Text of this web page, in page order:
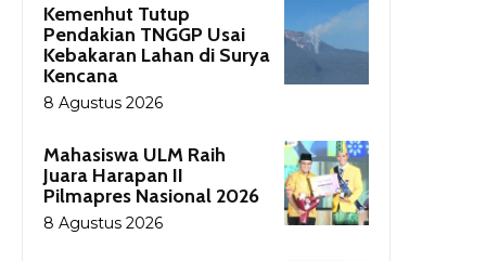
Kemenhut Tutup
Pendakian TNGGP Usai
Kebakaran Lahan di Surya
Kencana
8 Agustus 2026
Mahasiswa ULM Raih
Juara Harapan II
Pilmapres Nasional 2026
8 Agustus 2026